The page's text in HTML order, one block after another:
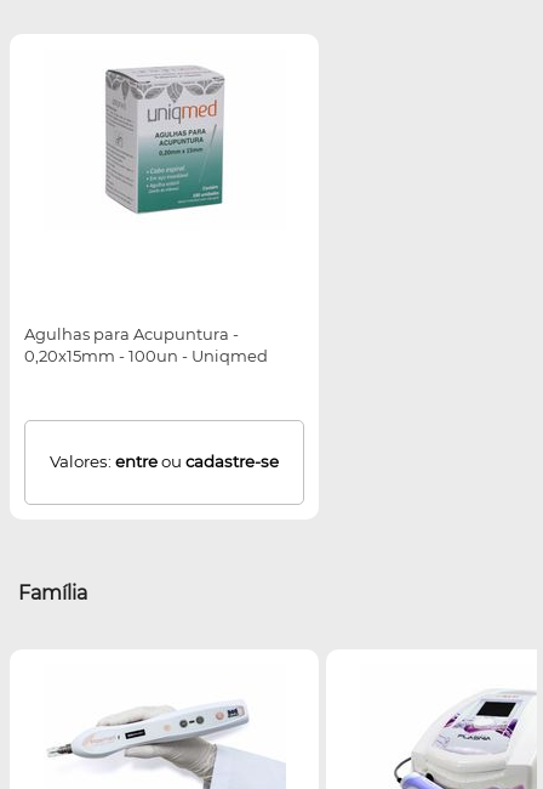
Agulhas para Acupuntura -
0,20x15mm - 100un - Uniqmed
Valores: entreou cadastre-se
Família